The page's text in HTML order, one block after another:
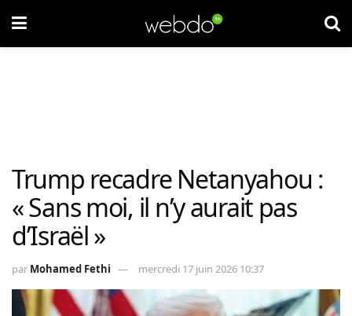
Trump recadre Netanyahou :
« Sans moi, il n’y aurait pas
d’Israël »
par Mohamed Fethi mercredi 17 juin 2026 10:37